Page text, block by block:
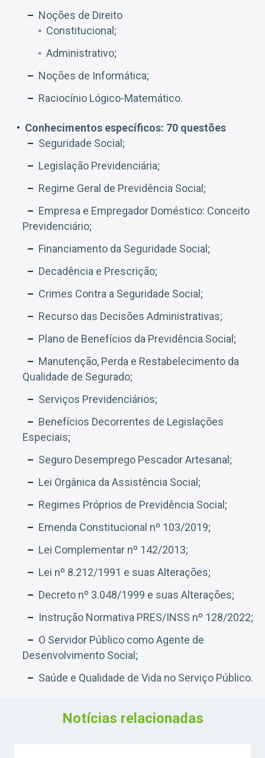
Noções de Direito
Constitucional;
Administrativo;
Noções de Informática;
Raciocínio Lógico-Matemático.
Conhecimentos específicos: 70 questões
Seguridade Social;
Legislação Previdenciária;
Regime Geral de Previdência Social;
Empresa e Empregador Doméstico: Conceito
Previdenciário;
Financiamento da Seguridade Social;
Decadência e Prescrição;
Crimes Contra a Seguridade Social;
Recurso das Decisões Administrativas;
Plano de Benefícios da Previdência Social;
Manutenção, Perda e Restabelecimento da
Qualidade de Segurado;
Serviços Previdenciários;
Benefícios Decorrentes de Legislações
Especiais;
Seguro Desemprego Pescador Artesanal;
Lei Orgânica da Assistência Social;
Regimes Próprios de Previdência Social;
Emenda Constitucional nº 103/2019;
Lei Complementar nº 142/2013;
Lei nº 8.212/1991 e suas Alterações;
Decreto nº 3.048/1999 e suas Alterações;
Instrução Normativa PRES/INSS nº 128/2022;
O Servidor Público como Agente de
Desenvolvimento Social;
Saúde e Qualidade de Vida no Serviço Público.
Notícias relacionadas